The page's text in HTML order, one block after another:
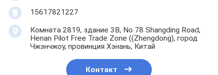
15617821227
Комната 2819, здание 3B, No 78 Shangding Road,
Henan Pilot Free Trade Zone ((Zhengdong), город
Чжэнчжоу, провинция Хэнань, Китай
Контакт